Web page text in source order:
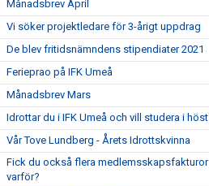
Månadsbrev April
Vi söker projektledare för 3-årigt uppdrag
De blev fritidsnämndens stipendiater 2021
Ferieprao på IFK Umeå
Månadsbrev Mars
Idrottar du i IFK Umeå och vill studera i
Vår Tove Lundberg - Årets Idrottskvinna
Fick du också flera
varför?